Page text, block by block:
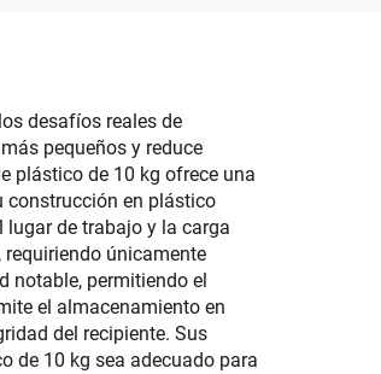
desafíos reales de
pequeños y reduce
plástico de 10 kg ofrece una
construcción en plástico
de trabajo y la carga
únicamente
notable, permitiendo el
el almacenamiento en
del recipiente. Sus
de 10 kg sea adecuado para